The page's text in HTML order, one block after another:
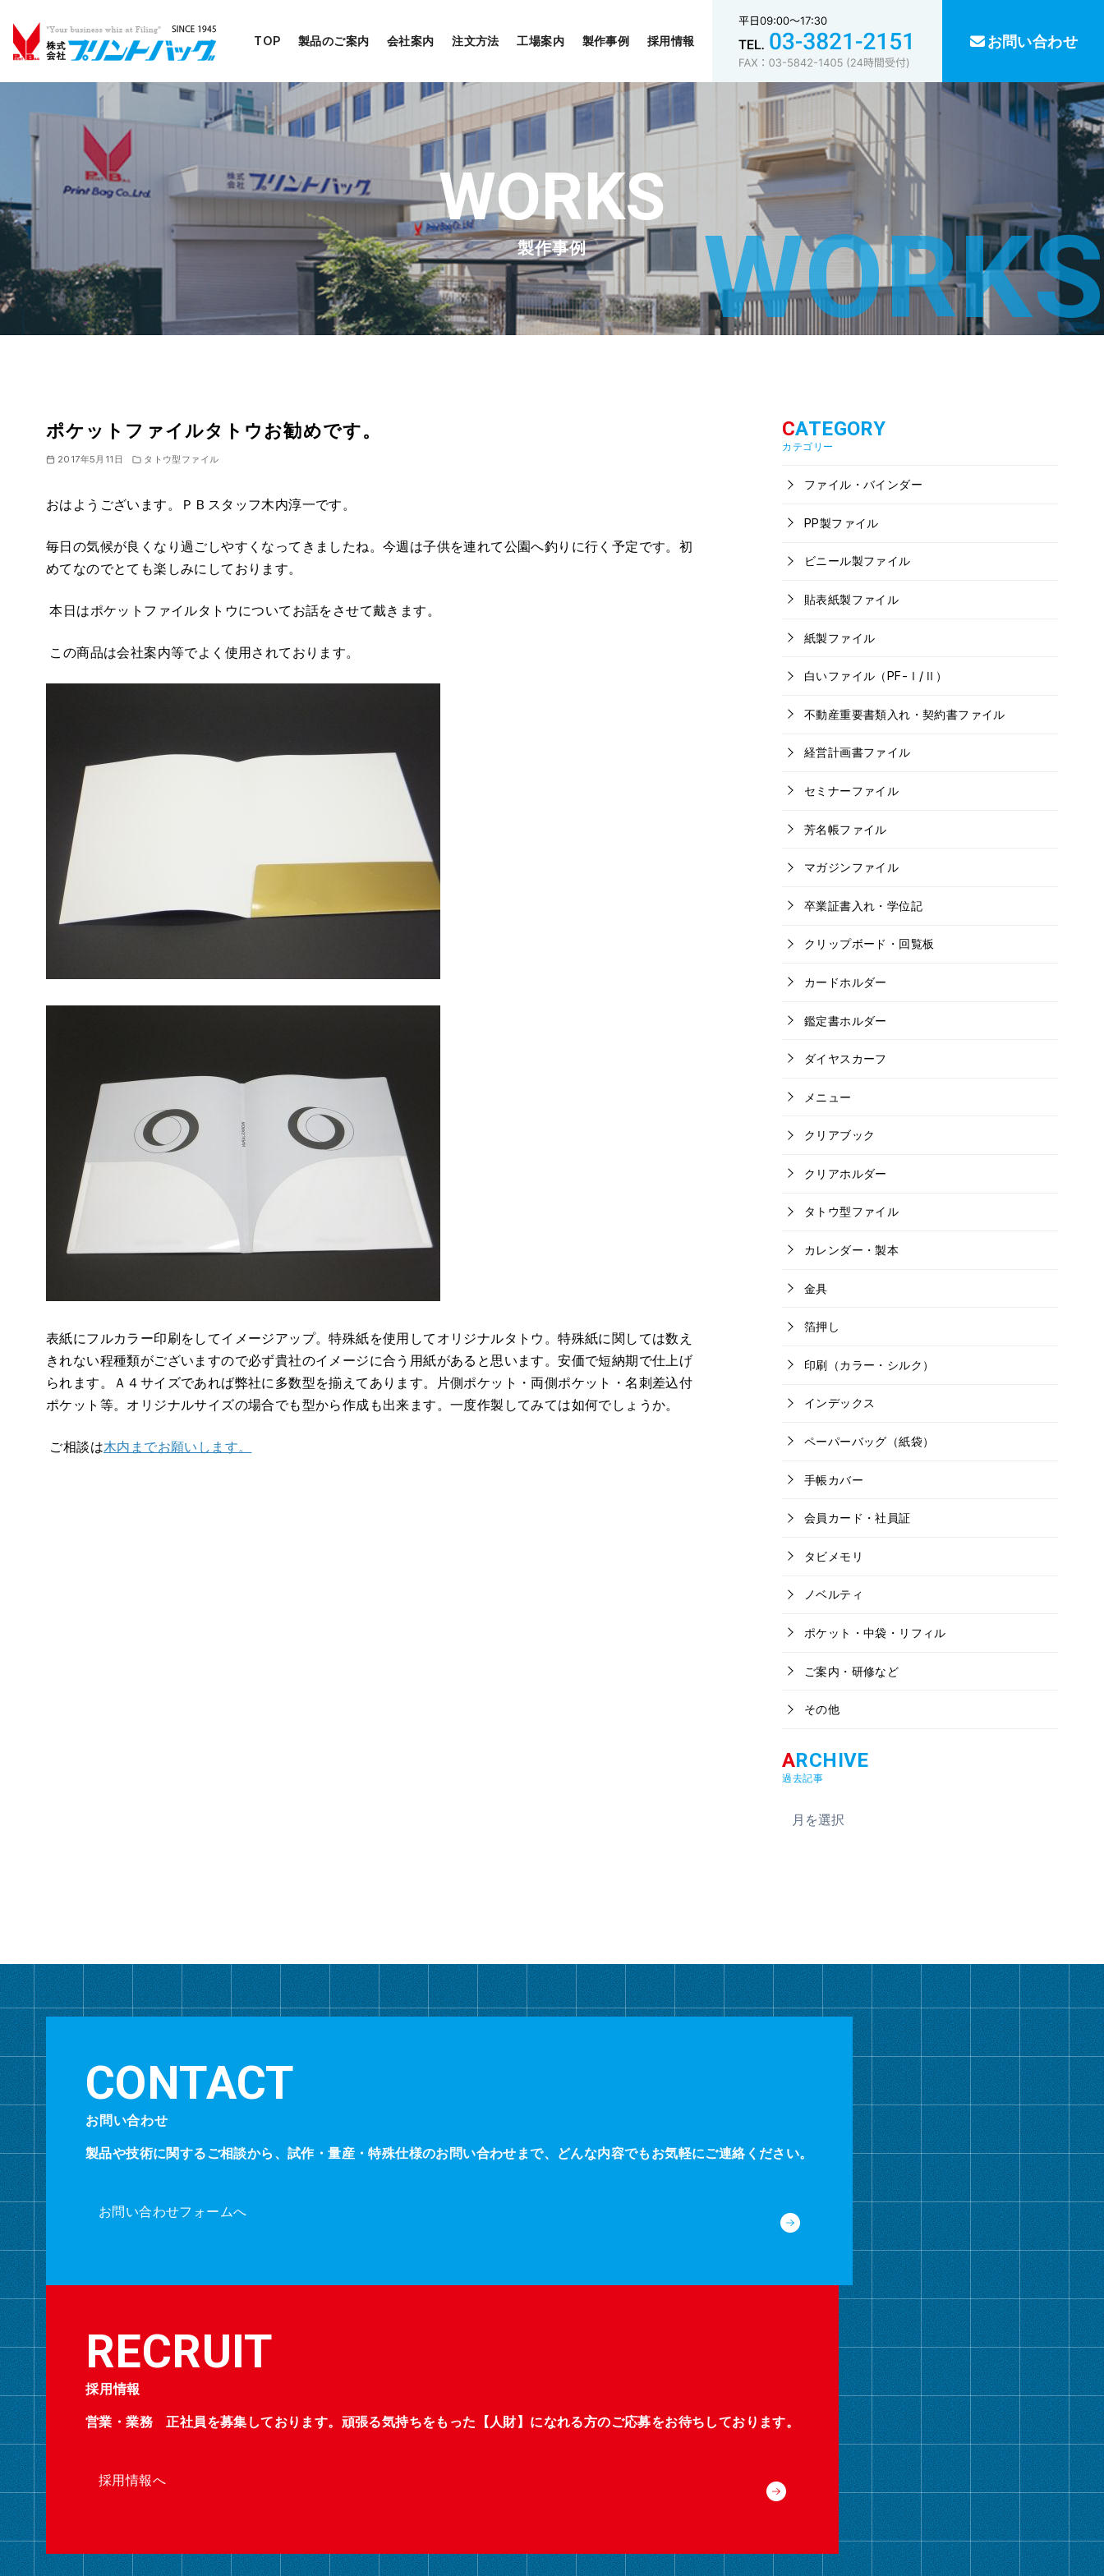
へ
移
TOP 製品のご案内 会社案内 注文方法 工場案内 製作事例 採用情報 お問い合わせ
製作事例
ポケットファイルタトウお勧めです。
2017年5月11日 タトウ型ファイル
おはようございます。ＰＢスタッフ木内淳一です。
毎日の気候が良くなり過ごしやすくなってきましたね。今週は子供を連れて公園へ釣りに行く予定です。初
めてなのでとても楽しみにしております。
本日はポケットファイルタトウについてお話をさせて戴きます。
この商品は会社案内等でよく使用されております。
表紙にフルカラー印刷をしてイメージアップ。特殊紙を使用してオリジナルタトウ。特殊紙に関しては数え
きれない程種類がございますので必ず貴社のイメージに合う用紙があると思います。安価で短納期で仕上げ
られます。Ａ４サイズであれば弊社に多数型を揃えてあります。片側ポケット・両側ポケット・名刺差込付
ポケット等。オリジナルサイズの場合でも型から作成も出来ます。一度作製してみては如何でしょうか。
ご相談は木内までお願いします。
カテゴリー
ファイル・バインダー
PP製ファイル
ビニール製ファイル
貼表紙製ファイル
紙製ファイル
白いファイル（PF-Ⅰ/Ⅱ）
不動産重要書類入れ・契約書ファイル
経営計画書ファイル
セミナーファイル
芳名帳ファイル
マガジンファイル
卒業証書入れ・学位記
クリップボード・回覧板
カードホルダー
鑑定書ホルダー
ダイヤスカーフ
メニュー
クリアブック
クリアホルダー
タトウ型ファイル
カレンダー・製本
金具
箔押し
印刷（カラー・シルク）
インデックス
ペーパーバッグ（紙袋）
手帳カバー
会員カード・社員証
タビメモリ
ノベルティ
ポケット・中袋・リフィル
ご案内・研修など
その他
過去記事
ー
お問い合わせ
製品や技術に関するご相談から、試作・量産・特殊仕様のお問い合わせまで、どんな内容でもお気軽にご連絡ください。
お問い合わせフォームへ
採用情報
営業・業務 正社員を募集しております。頑張る気持ちをもった【人財】になれる方のご応募をお待ちしております。
採用情報へ